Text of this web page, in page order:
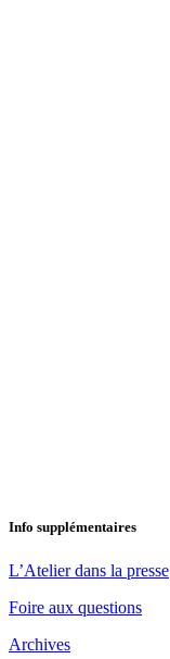
Info supplémentaires
L’Atelier dans la presse
Foire aux questions
Archives